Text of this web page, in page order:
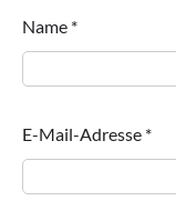
Name *
E-Mail-Adresse *